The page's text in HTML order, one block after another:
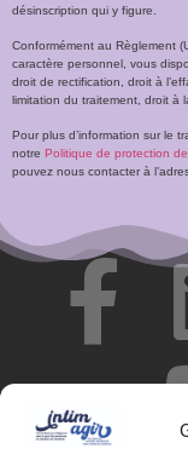
désinscription qui y figure.
Conformément au Règlement
caractère personnel, vous
droit de rectification, droit à
limitation du traitement, droit à
Pour plus d’information sur le
notre Politique de protection
pouvez nous contacter à